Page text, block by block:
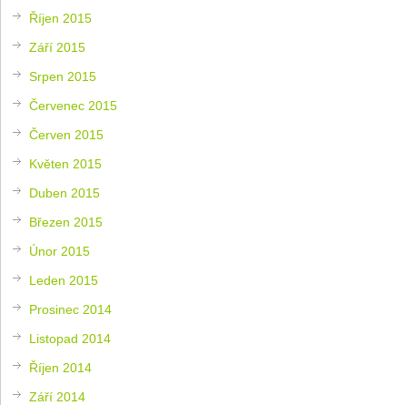
Říjen 2015
Září 2015
Srpen 2015
Červenec 2015
Červen 2015
Květen 2015
Duben 2015
Březen 2015
Únor 2015
Leden 2015
Prosinec 2014
Listopad 2014
Říjen 2014
Září 2014